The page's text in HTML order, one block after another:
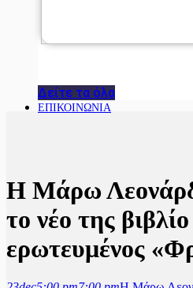
Δείτε τα όλα
ΕΠΙΚΟΙΝΩΝΙΑ
Η Μάρω
το νέο της
ερωτευμένος